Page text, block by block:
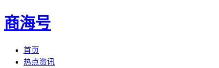
商海号
首页
热点资讯